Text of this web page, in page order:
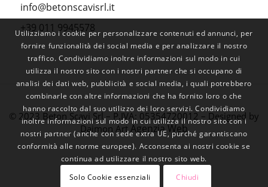
info@betonscavisrl.it
+39 011 9945578
© 2023 Beton Scavi Srl – P.IVA: 05354720012 – Designed by
Daimon ArtAgenzia Web
Utilizziamo i cookie per personalizzare contenuti ed annunci, per
fornire funzionalità dei social media e per analizzare il nostro
traffico. Condividiamo inoltre informazioni sul modo in cui
utilizza il nostro sito con i nostri partner che si occupano di
analisi dei dati web, pubblicità e social media, i quali potrebbero
combinarle con altre informazioni che ha fornito loro o che
hanno raccolto dal suo utilizzo dei loro servizi. Condividiamo
inoltre informazioni sul modo in cui utilizza il nostro sito con i
nostri partner (anche con sede extra UE, purché garantiscano
conformità alle norme europee). Acconsenta ai nostri cookie se
continua ad utilizzare il nostro sito web.
Solo Cookie essenziali
Chiudi